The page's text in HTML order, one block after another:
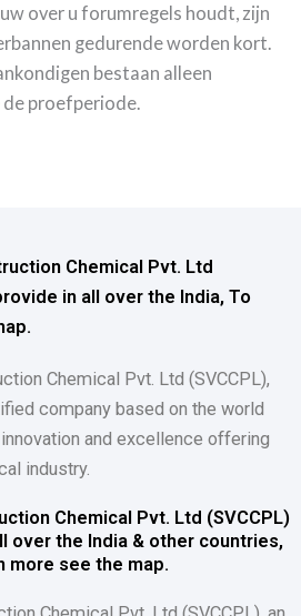
over u forumregels houdt, zijn
gedurende worden kort.
bestaan alleen
proefperiode.
Chemical Pvt. Ltd
in all over the India, To
Chemical Pvt. Ltd (SVCCPL),
company based on the world
and excellence offering
industry.
Chemical Pvt. Ltd (SVCCPL)
over the India & other countries,
more see the map.